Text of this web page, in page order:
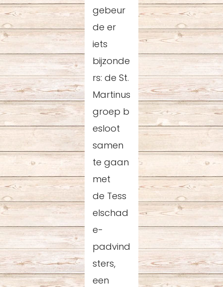
gebeur
de er
iets
bijzonde
rs: de St.
Martinus
groep b
esloot
samen
te gaan
met
de Tess
elschad
e-
padvind
sters,
een